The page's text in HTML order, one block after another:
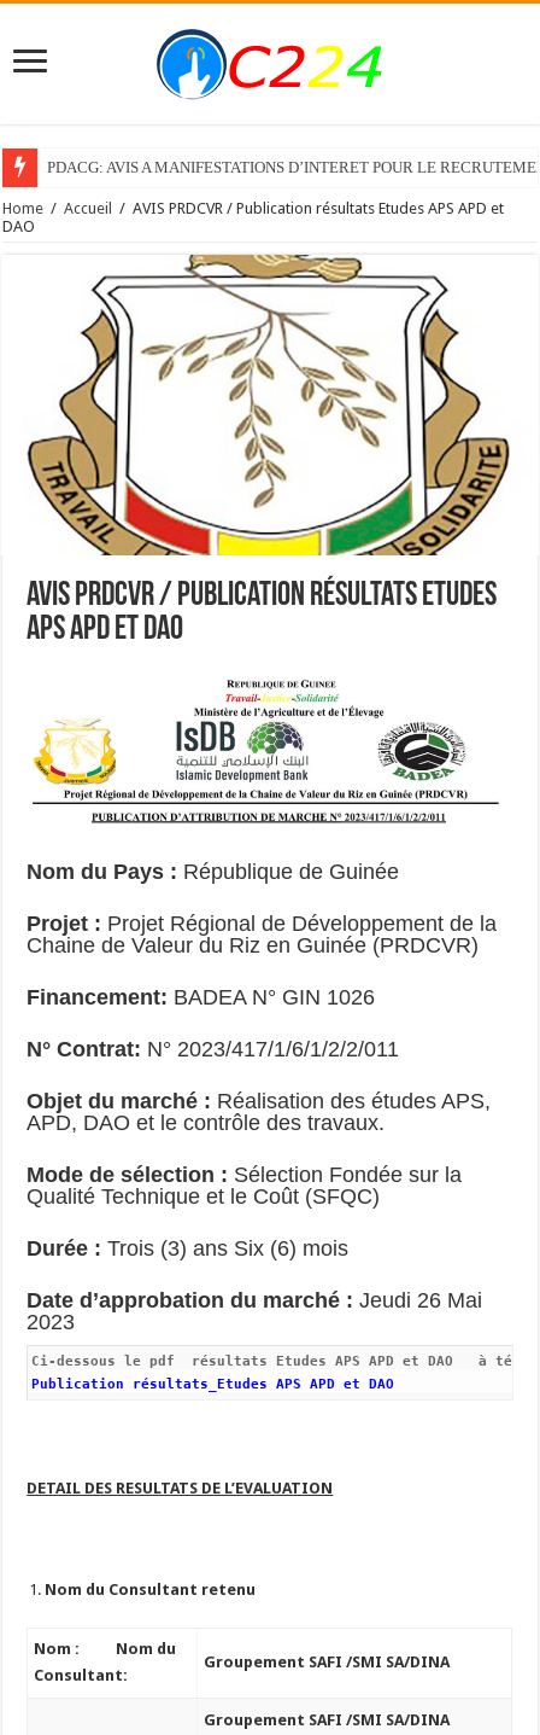
PDACG: AVIS A MANIFESTATIONS D’INTERET POUR LE
Home / Accueil / AVIS PRDCVR / Publication résultats Etudes APS APD et
DAO
AVIS PRDCVR / Publication résultats Etudes
APS APD et DAO
Nom du Pays : République de Guinée
Projet : Projet Régional de Développement de la
Chaine de Valeur du Riz en Guinée (PRDCVR)
Financement: BADEA N° GIN 1026
N° Contrat: N° 2023/417/1/6/1/2/2/011
Objet du marché : Réalisation des études APS,
APD, DAO et le contrôle des travaux.
Mode de sélection : Sélection Fondée sur la
Qualité Technique et le Coût (SFQC)
Durée :Trois (3) ans Six (6) mois
Date d’approbation du marché :Jeudi 26 Mai
2023
Publication résultats_Etudes APS APD et DAO
DETAIL DES RESULTATS DE L’EVALUATION
Nom du Consultant retenu
Nom : Nom du
Consultant:
Groupement SAFI /SMI SA/DINA
Groupement SAFI /SMI SA/DINA